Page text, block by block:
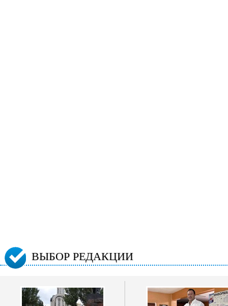
ВЫБОР РЕДАКЦИИ